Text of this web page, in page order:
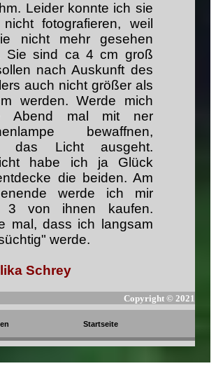
Leider konnte ich sie
fotografieren, weil
nicht mehr gesehen
Sie sind ca 4 cm groß
nach Auskunft des
auch nicht größer als
werden. Werde mich
Abend mal mit ner
bewaffnen,
das Licht ausgeht.
habe ich ja Glück
die beiden. Am
werde ich mir
3 von ihnen kaufen.
mal, dass ich langsam
werde.
Schrey
Copyright © 2021
Startseite